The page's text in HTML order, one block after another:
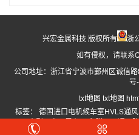
兴宏金属科技 版权所有
浙
如有侵权，请联系
公司地址：浙江省宁波市鄞州区诚信路
号
txt地图 txt地图
标签： 德国进口电机候车室HVLS通
HVLS大型吊扇哪里有买永磁工厂通风